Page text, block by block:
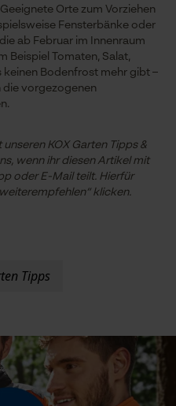
Orte zum Vorziehen
Fensterbänke oder
ab Februar im Innenraum
Beispiel Tomaten, Salat,
keinen Bodenfrost mehr gibt –
die vorgezogenen
KOX Garten Tipps &
wenn ihr diesen Artikel mit
oder E-Mail teilt. Hierfür
klicken.
Tipps
Startseite
Warenkorb